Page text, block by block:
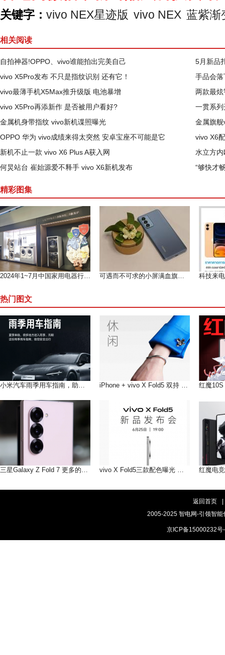
关键字： vivo NEX星迹版 vivo NEX 蓝紫渐
相关阅读
自拍神器!OPPO、vivo谁能拍出完美自己
5月新品
vivo X5Pro发布 不只是指纹识别 还有它！
手品会
vivo最薄手机X5Max推升级版 电池暴增
两款最
vivo X5Pro再添新作 是否被用户看好?
一贯系
金属机身带指纹 vivo新机谍照曝光
金属旗
OPPO 华为 vivo成绩来得太突然 安卓宝座不可能是它
vivo X6
新机不止一款 vivo X6 Plus A获入网
水立方
何炅站台 崔始源爱不释手 vivo X6新机发布
“够快才
精彩图集
2024年1~7月中国家用电器行业运行形势分析（上） 可遇而不可求的小屏满血旗舰--魅族 18测评
热门图文
小米汽车雨季用车指南，助您在雨季安全出行 iPhone + vivo X Fold5 双持 以长补短互联互通双倍快乐!
三星Galaxy Z Fold 7 更多的AI即将到来 vivo X Fold5三款配色曝光 轻薄手感，和你好搭
返回首页
2005-2025 智电网-引领智
京ICP备15000232号